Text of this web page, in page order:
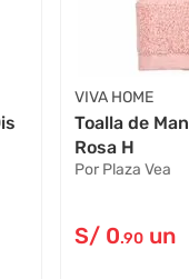
VIVA HOME
Toalla de
Rosa H
Por Plaza Vea
S/ 0.90 un